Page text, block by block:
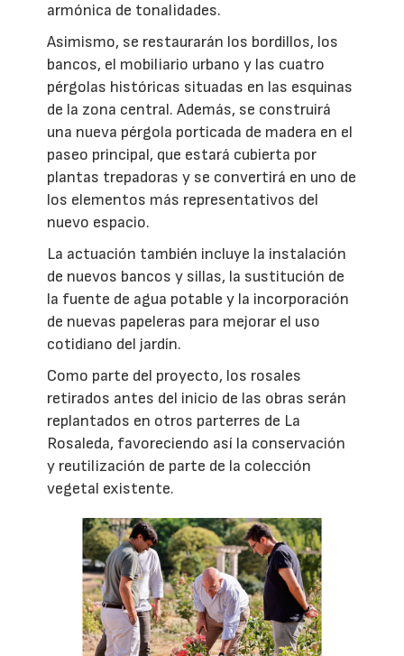
armónica de tonalidades.
Asimismo, se restaurarán los bordillos, los
bancos, el mobiliario urbano y las cuatro
pérgolas históricas situadas en las esquinas
de la zona central. Además, se construirá
una nueva pérgola porticada de madera en el
paseo principal, que estará cubierta por
plantas trepadoras y se convertirá en uno de
los elementos más representativos del
nuevo espacio.
La actuación también incluye la instalación
de nuevos bancos y sillas, la sustitución de
la fuente de agua potable y la incorporación
de nuevas papeleras para mejorar el uso
cotidiano del jardín.
Como parte del proyecto, los rosales
retirados antes del inicio de las obras serán
replantados en otros parterres de La
Rosaleda, favoreciendo así la conservación
y reutilización de parte de la colección
vegetal existente.